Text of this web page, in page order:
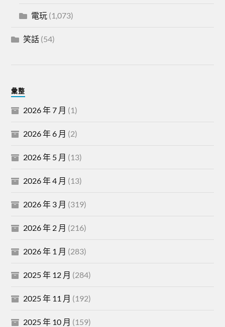
電玩 (1,073)
笑話 (54)
彙整
2026 年 7 月 (1)
2026 年 6 月 (2)
2026 年 5 月 (13)
2026 年 4 月 (13)
2026 年 3 月 (319)
2026 年 2 月 (216)
2026 年 1 月 (283)
2025 年 12 月 (284)
2025 年 11 月 (192)
2025 年 10 月 (159)